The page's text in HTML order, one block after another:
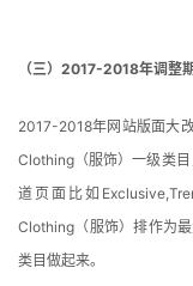
（三）2017-2018年调整期
2017-2018年网站版面大
Clothing（服饰）一级类
道页面比如
Clothing（服饰）排作为
类目做起来。